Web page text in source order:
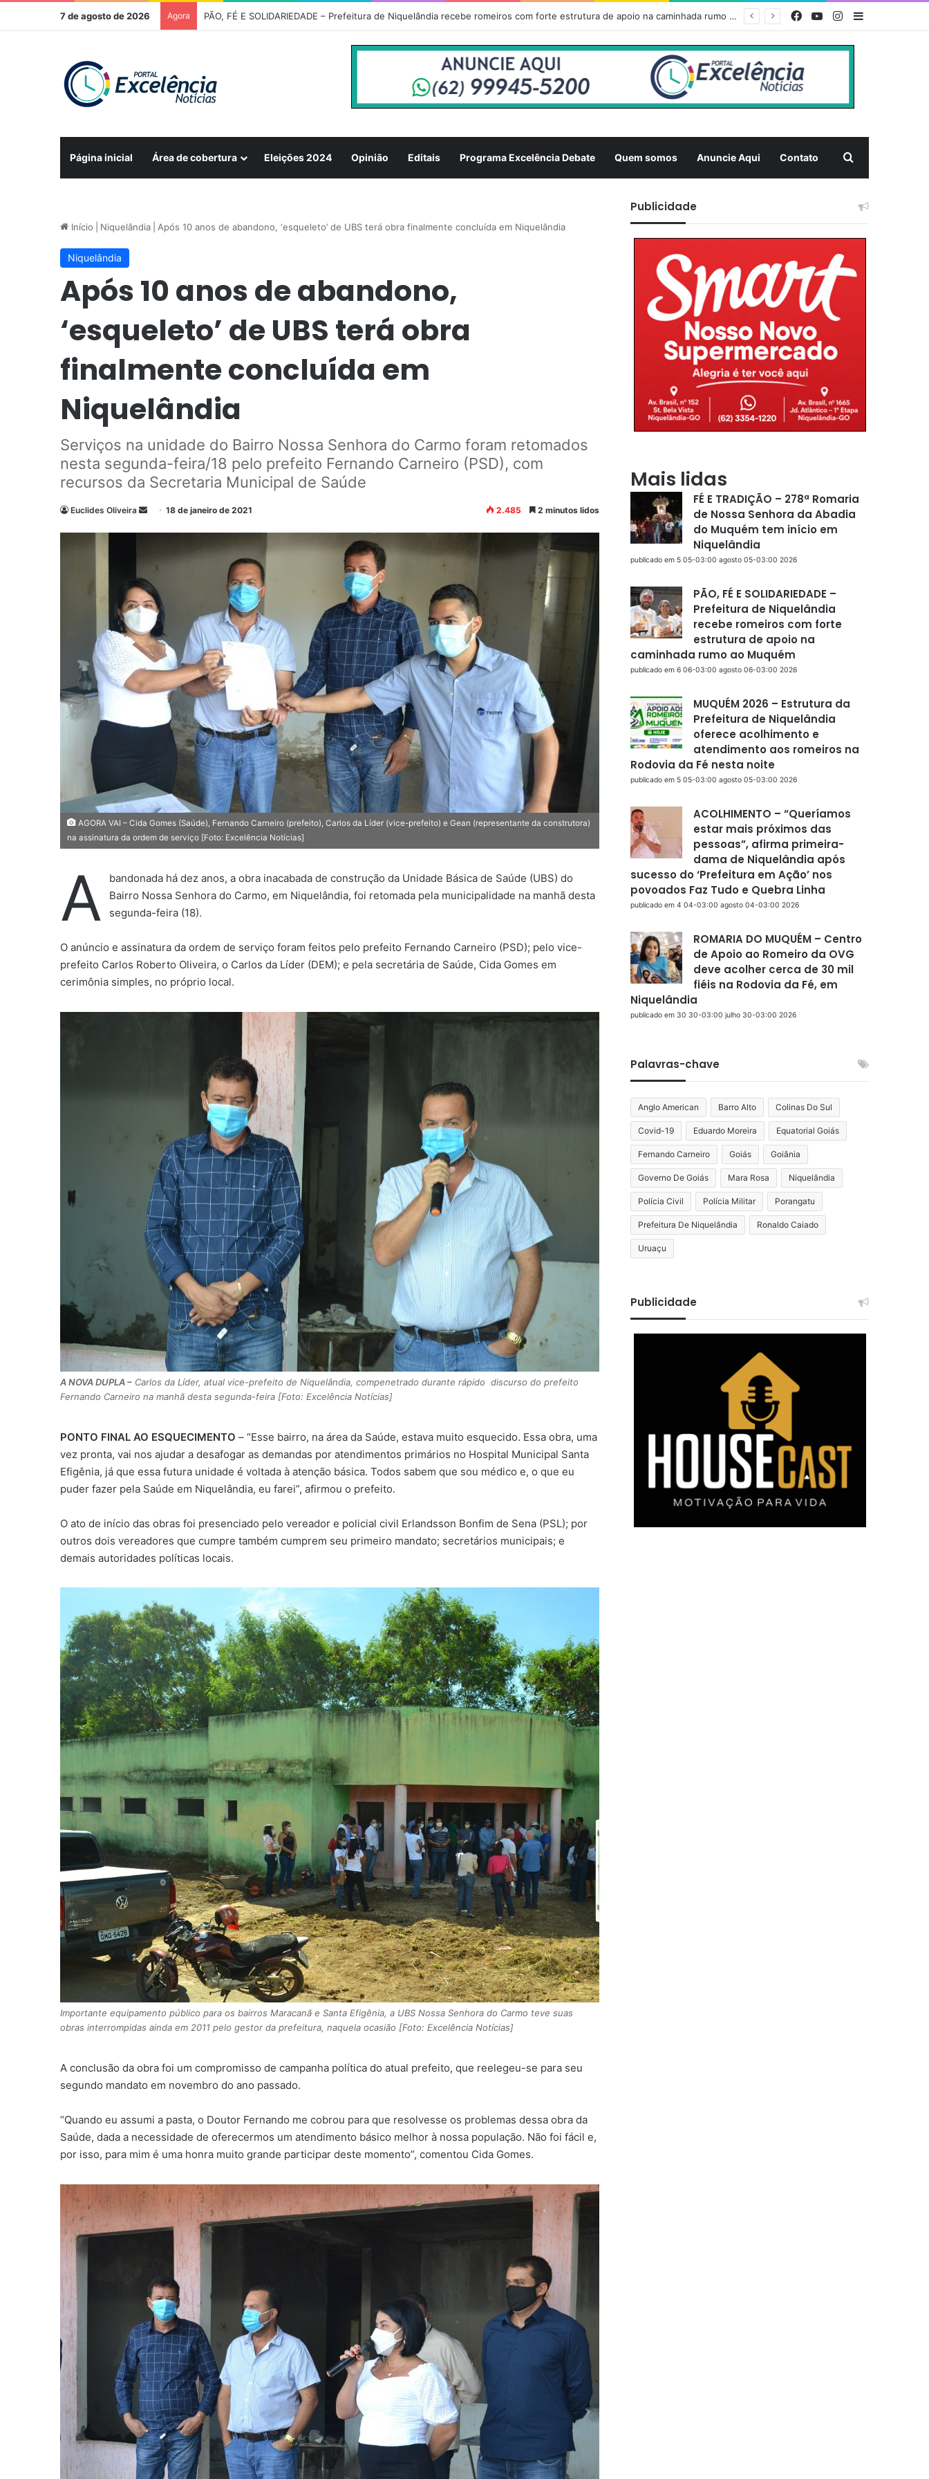
7 de agosto de 2026 Agora FÉ E TRADIÇÃO – 278ª Romaria de Nossa Senhora da Abadia do Muquém tem início em Niquelândia FacebookYouTubeInstagram
Página inicial Área de cobertura Eleições 2024 Opinião Editais Programa Excelência Debate Quem somos Anuncie Aqui Contato
Início Niquelândia Após 10 anos de abandono, ‘esqueleto’ de UBS terá obra finalmente concluída em Niquelândia
Niquelândia
Após 10 anos de abandono,
‘esqueleto’ de UBS terá obra
finalmente concluída em
Niquelândia
Serviços na unidade do Bairro Nossa Senhora do Carmo foram retomados
nesta segunda-feira/18 pelo prefeito Fernando Carneiro (PSD), com
recursos da Secretaria Municipal de Saúde
Euclides Oliveira
u
m
e
-
m
i
18 de janeiro de 2021 2.485 2 minutos lidos
AGORA VAI – Cida Gomes (Saúde), Fernando Carneiro (prefeito), Carlos da Líder (vice-prefeito) e Gean (representante da construtora)
na assinatura da ordem de serviço [Foto: Excelência Notícias]
A
bandonada há dez anos, a obra inacabada de construção da Unidade Básica de Saúde (UBS) do
Bairro Nossa Senhora do Carmo, em Niquelândia, foi retomada pela municipalidade na manhã desta
segunda-feira (18).
O anúncio e assinatura da ordem de serviço foram feitos pelo prefeito Fernando Carneiro (PSD); pelo vice-
prefeito Carlos Roberto Oliveira, o Carlos da Líder (DEM); e pela secretária de Saúde, Cida Gomes em
cerimônia simples, no próprio local.
A NOVA DUPLA – Carlos da Líder, atual vice-prefeito de Niquelândia, compenetrado durante rápido discurso do prefeito
Fernando Carneiro na manhã desta segunda-feira [Foto: Excelência Notícias]
PONTO FINAL AO ESQUECIMENTO – “Esse bairro, na área da Saúde, estava muito esquecido. Essa obra, uma
vez pronta, vai nos ajudar a desafogar as demandas por atendimentos primários no Hospital Municipal Santa
Efigênia, já que essa futura unidade é voltada à atenção básica. Todos sabem que sou médico e, o que eu
puder fazer pela Saúde em Niquelândia, eu farei”, afirmou o prefeito.
O ato de início das obras foi presenciado pelo vereador e policial civil Erlandsson Bonfim de Sena (PSL); por
outros dois vereadores que cumpre também cumprem seu primeiro mandato; secretários municipais; e
demais autoridades políticas locais.
Importante equipamento público para os bairros Maracanã e Santa Efigênia, a UBS Nossa Senhora do Carmo teve suas
obras interrompidas ainda em 2011 pelo gestor da prefeitura, naquela ocasião [Foto: Excelência Notícias]
A conclusão da obra foi um compromisso de campanha política do atual prefeito, que reelegeu-se para seu
segundo mandato em novembro do ano passado.
“Quando eu assumi a pasta, o Doutor Fernando me cobrou para que resolvesse os problemas dessa obra da
Saúde, dada a necessidade de oferecermos um atendimento básico melhor à nossa população. Não foi fácil e,
por isso, para mim é uma honra muito grande participar deste momento”, comentou Cida Gomes.
Publicidade
Mais lidas
FÉ E TRADIÇÃO – 278ª Romaria
de Nossa Senhora da Abadia
do Muquém tem início em
Niquelândia
publicado em 5 05-03:00 agosto 05-03:00 2026
PÃO, FÉ E SOLIDARIEDADE –
Prefeitura de Niquelândia
recebe romeiros com forte
estrutura de apoio na
caminhada rumo ao Muquém
publicado em 6 06-03:00 agosto 06-03:00 2026
MUQUÉM 2026 – Estrutura da
Prefeitura de Niquelândia
oferece acolhimento e
atendimento aos romeiros na
Rodovia da Fé nesta noite
publicado em 5 05-03:00 agosto 05-03:00 2026
ACOLHIMENTO – “Queríamos
estar mais próximos das
pessoas”, afirma primeira-
dama de Niquelândia após
sucesso do ‘Prefeitura em Ação’ nos
povoados Faz Tudo e Quebra Linha
publicado em 4 04-03:00 agosto 04-03:00 2026
ROMARIA DO MUQUÉM – Centro
de Apoio ao Romeiro da OVG
deve acolher cerca de 30 mil
fiéis na Rodovia da Fé, em
Niquelândia
publicado em 30 30-03:00 julho 30-03:00 2026
Palavras-chave
Anglo American Barro Alto Colinas Do Sul
Covid-19 Eduardo Moreira Equatorial Goiás
Fernando Carneiro Goiás Goiânia
Governo De Goiás Mara Rosa Niquelândia
Polícia Civil Polícia Militar Porangatu
Prefeitura De Niquelândia Ronaldo Caiado
Uruaçu
Publicidade